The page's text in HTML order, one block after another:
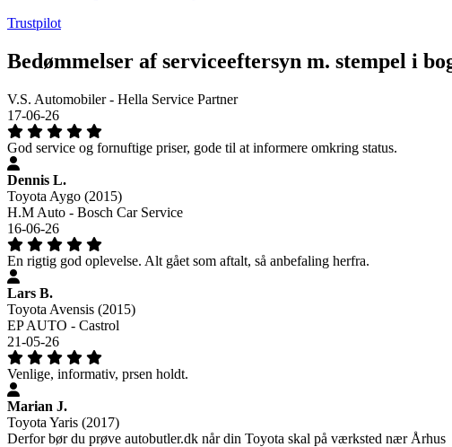
Trustpilot
Bedømmelser af serviceeftersyn m. stempel i
V.S. Automobiler - Hella Service Partner
17-06-26
God service og fornuftige priser, gode til at informere omkring status.
Dennis L.
Toyota Aygo (2015)
H.M Auto - Bosch Car Service
16-06-26
En rigtig god oplevelse. Alt gået som aftalt, så anbefaling herfra.
Lars B.
Toyota Avensis (2015)
EP AUTO - Castrol
21-05-26
Venlige, informativ, prsen holdt.
Marian J.
Toyota Yaris (2017)
Derfor bør du prøve autobutler.dk når din Toyota skal på værksted nær Århus